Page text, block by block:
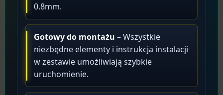
0.8mm.
Gotowy do montażu – Wszystkie
niezbędne elementy i instrukcja instalacji
w zestawie umożliwiają szybkie
uruchomienie.